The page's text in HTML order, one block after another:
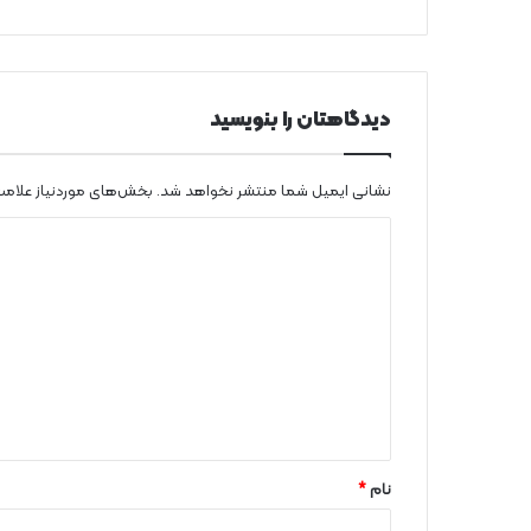
ا
ت
ا
گ
ی
دیدگاهتان را بنویسید
نشانی ایمیل شما منتشر نخواهد شد. بخش‌های موردنیاز
نام*